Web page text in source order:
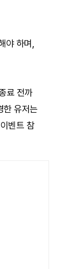
하며,
료 전까
한 유저는
벤트 참